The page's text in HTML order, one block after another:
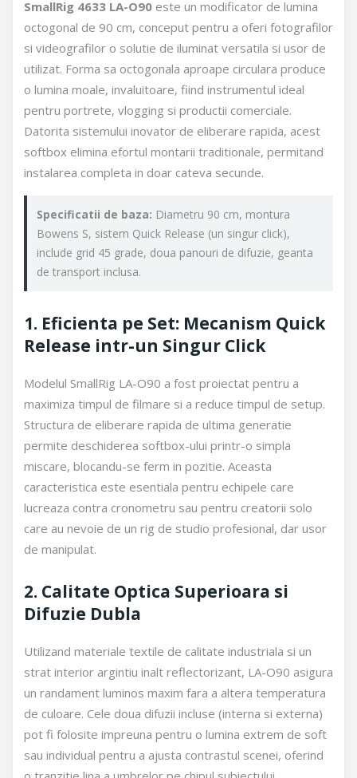
SmallRig 4633 LA-O90 este un modificator de lumina
octogonal de 90 cm, conceput pentru a oferi fotografilor
si videografilor o solutie de iluminat versatila si usor de
utilizat. Forma sa octogonala aproape circulara produce
o lumina moale, invaluitoare, fiind instrumentul ideal
pentru portrete, vlogging si productii comerciale.
Datorita sistemului inovator de eliberare rapida, acest
softbox elimina efortul montarii traditionale, permitand
instalarea completa in doar cateva secunde.
Specificatii de baza: Diametru 90 cm, montura
Bowens S, sistem Quick Release (un singur click),
include grid 45 grade, doua panouri de difuzie, geanta
de transport inclusa.
1. Eficienta pe Set: Mecanism Quick
Release intr-un Singur Click
Modelul SmallRig LA-O90 a fost proiectat pentru a
maximiza timpul de filmare si a reduce timpul de setup.
Structura de eliberare rapida de ultima generatie
permite deschiderea softbox-ului printr-o simpla
miscare, blocandu-se ferm in pozitie. Aceasta
caracteristica este esentiala pentru echipele care
lucreaza contra cronometru sau pentru creatorii solo
care au nevoie de un rig de studio profesional, dar usor
de manipulat.
2. Calitate Optica Superioara si
Difuzie Dubla
Utilizand materiale textile de calitate industriala si un
strat interior argintiu inalt reflectorizant, LA-O90 asigura
un randament luminos maxim fara a altera temperatura
de culoare. Cele doua difuzii incluse (interna si externa)
pot fi folosite impreuna pentru o lumina extrem de soft
sau individual pentru a ajusta contrastul scenei, oferind